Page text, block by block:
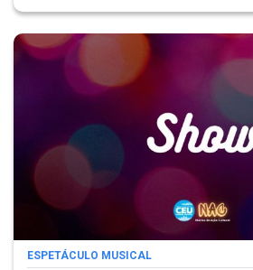
ESPETÁCULO MUSICAL